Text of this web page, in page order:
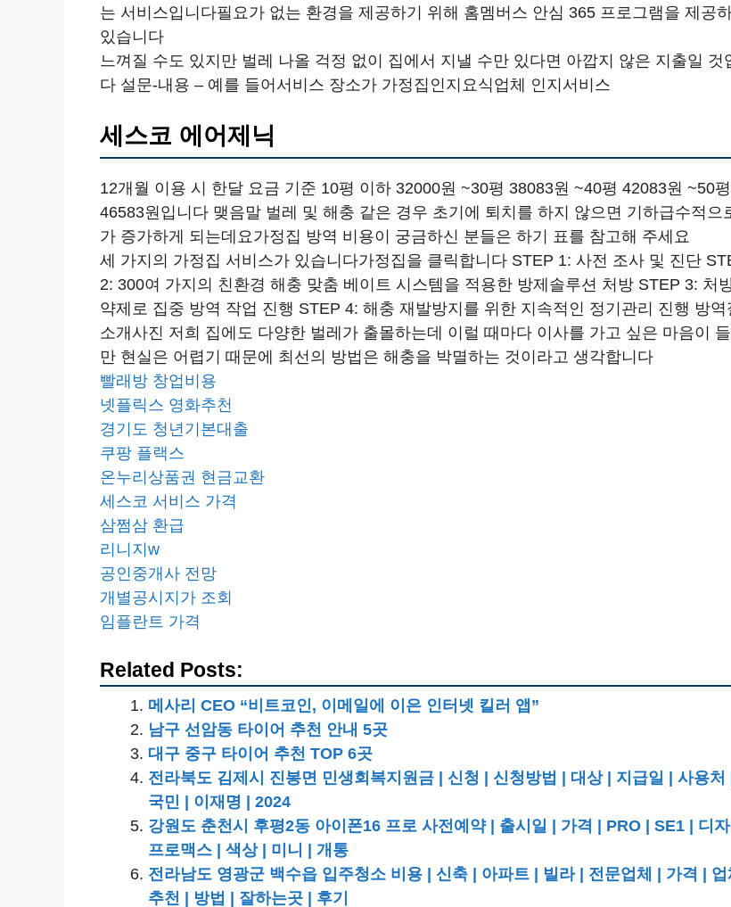
는 서비스입니다필요가 없는 환경을 제공하기 위해 홈멤버스 안심 365 프로그램을 제공
있습니다
느껴질 수도 있지만 벌레 나올 걱정 없이 집에서 지낼 수만 있다면 아깝지 않은 지출일 것
다 설문-내용 – 예를 들어서비스 장소가 가정집인지요식업체 인지서비스
세스코 에어제닉
12개월 이용 시 한달 요금 기준 10평 이하 32000원 ~30평 38083원 ~40평 42083원 ~50평
46583원입니다 맺음말 벌레 및 해충 같은 경우 초기에 퇴치를 하지 않으면 기하급수적으
가 증가하게 되는데요가정집 방역 비용이 궁금하신 분들은 하기 표를 참고해 주세요
세 가지의 가정집 서비스가 있습니다가정집을 클릭합니다 STEP 1: 사전 조사 및 진단
2: 300여 가지의 친환경 해충 맞춤 베이트 시스템을 적용한 방제솔루션 처방 STEP 3: 처
약제로 집중 방역 작업 진행 STEP 4: 해충 재발방지를 위한 지속적인 정기관리 진행 방역
소개사진 저희 집에도 다양한 벌레가 출몰하는데 이럴 때마다 이사를 가고 싶은 마음이
만 현실은 어렵기 때문에 최선의 방법은 해충을 박멸하는 것이라고 생각합니다
빨래방 창업비용
넷플릭스 영화추천
경기도 청년기본대출
쿠팡 플랙스
온누리상품권 현금교환
세스코 서비스 가격
삼쩜삼 환급
리니지w
공인중개사 전망
개별공시지가 조회
임플란트 가격
Related Posts:
메사리 CEO “비트코인, 이메일에 이은 인터넷 킬러 앱”
남구 선암동 타이어 추천 안내 5곳
대구 중구 타이어 추천 TOP 6곳
전라북도 김제시 진봉면 민생회복지원금 | 신청 | 신청방법 | 대상 | 지급일 | 사용처
국민 | 이재명 | 2024
강원도 춘천시 후평2동 아이폰16 프로 사전예약 | 출시일 | 가격 | PRO | SE1 | 디
프로맥스 | 색상 | 미니 | 개통
전라남도 영광군 백수읍 입주청소 비용 | 신축 | 아파트 | 빌라 | 전문업체 | 가격 | 업
추천 | 방법 | 잘하는곳 | 후기